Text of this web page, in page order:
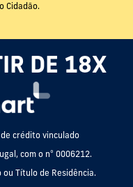
Cidadão.
DE 18X
crédito vinculado
com o nº 0006212.
Título de Residência.